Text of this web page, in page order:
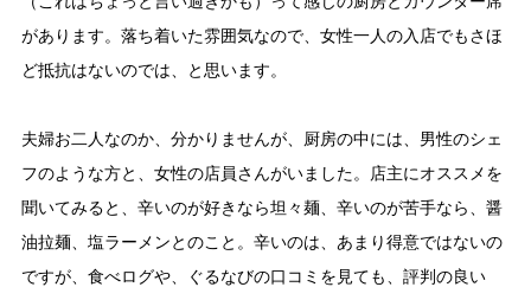
があります。落ち着いた雰囲気なので、女性一人の入店でもさほ
ど抵抗はないのでは、と思います。
夫婦お二人なのか、分かりませんが、厨房の中には、男性のシェ
フのような方と、女性の店員さんがいました。店主にオススメを
聞いてみると、辛いのが好きなら坦々麺、辛いのが苦手なら、醤
油拉麺、塩ラーメンとのこと。辛いのは、あまり得意ではないの
ですが、食べログや、ぐるなびの口コミを見ても、評判の良い